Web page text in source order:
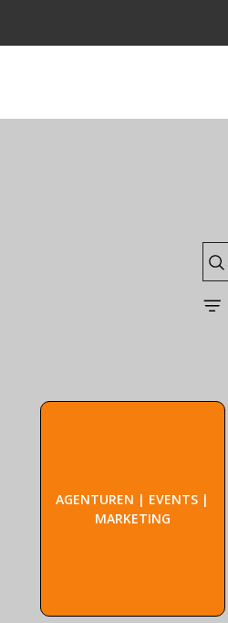
springen
AGENTUREN | EVENTS |
MARKETING